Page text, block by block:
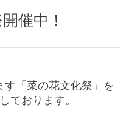
催中！
「菜の花文化祭」を
ております。